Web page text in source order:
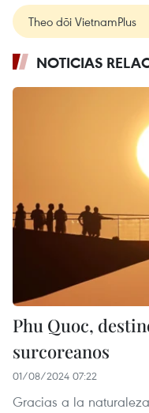
Theo dõi VietnamPlus
NOTICIAS
Phu Quoc,
surcoreanos
01/08/2024 07:22
Gracias a la